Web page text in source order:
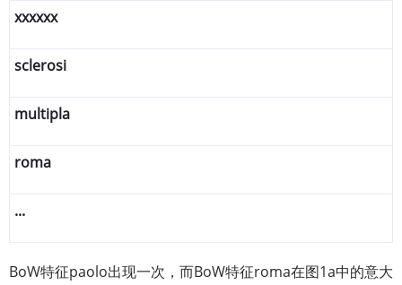
xxxxxx
sclerosi
multipla
roma
...
BoW特征paolo出现一次，而BoW特征roma在图1a中的意大